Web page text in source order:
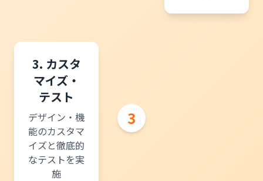
3. カスタ
マイズ・
テスト
デザイン・機
能のカスタマ
イズと徹底的
なテストを実
施
3